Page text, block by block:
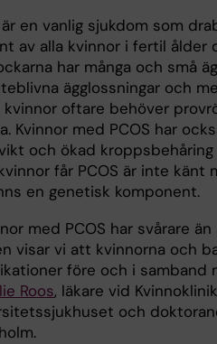
är en vanlig sjukdom som
av alla kvinnor i fertil ålder
har många och små
ägglossningar och
kvinnor oftare behöver
Kvinnor med PCOS har
och ökad
får PCOS är inte
en genetisk komponent.
med PCOS har svårare
visar vi att kvinnorna och
före och i samband
Roos, läkare vid
och